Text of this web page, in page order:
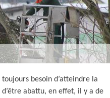
toujours besoin d’atteindre la
abattu, en effet, il y a de